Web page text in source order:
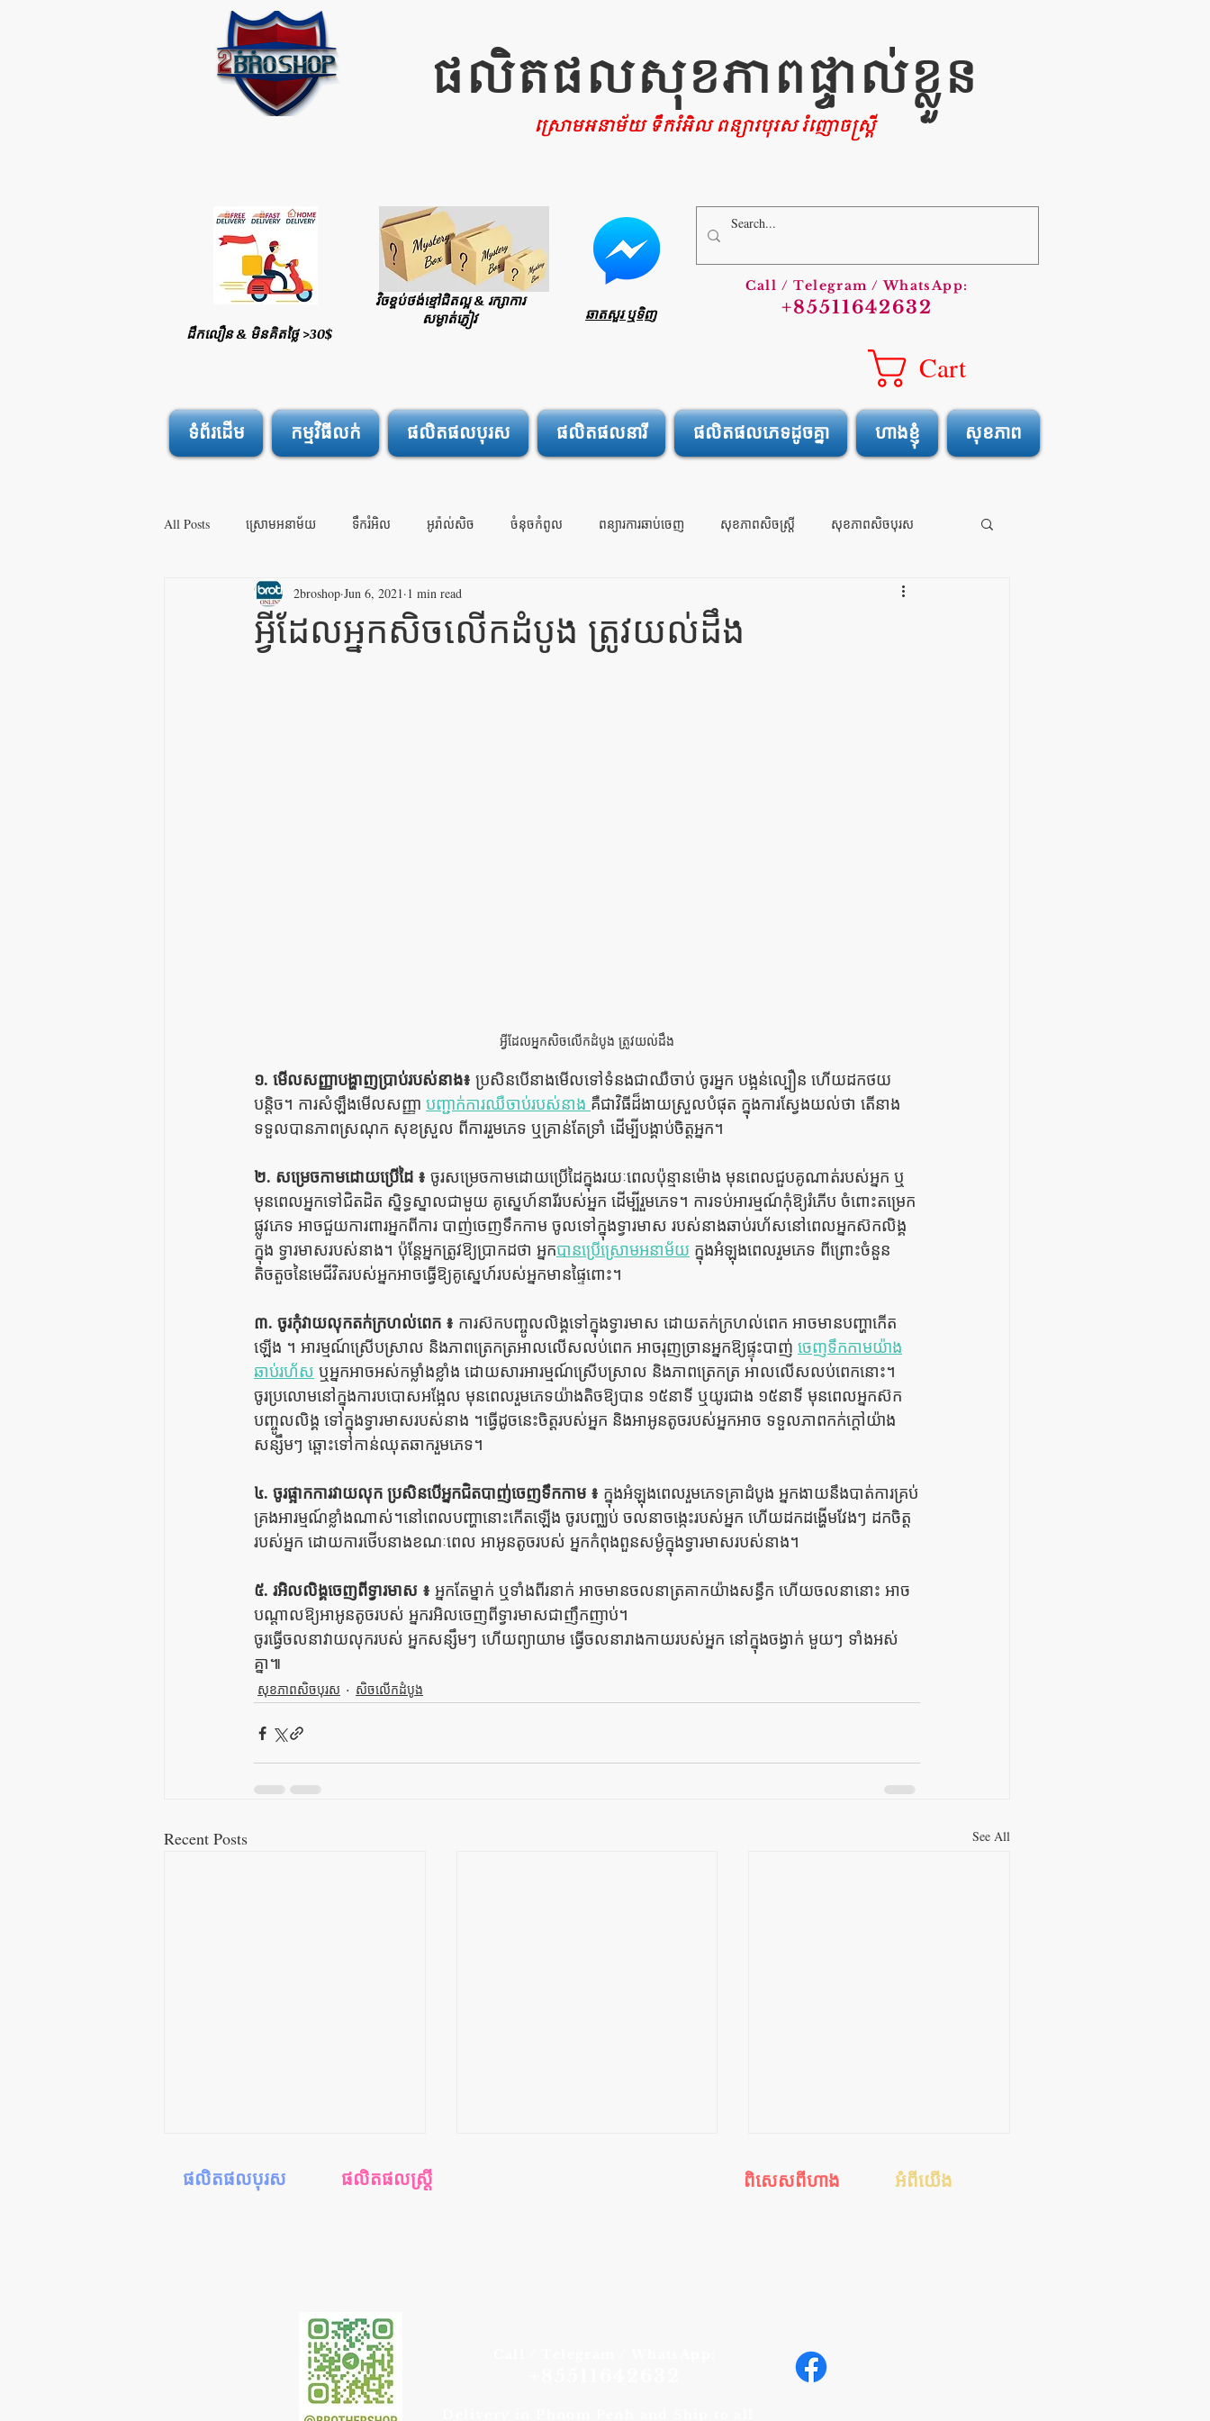
ផលិតផលសុខភាពផ្ទាល់ខ្លួន
ស្រោមអនាម័យ ទឹករំអិល ពន្យារបុរស រំញោចស្រ្តី
ដឹកលឿន & មិនគិតថ្លៃ >30$
វិចខ្ចប់ថង់ខ្មៅជិតល្អ & រក្សាការ
សម្ងាត់ភ្ញៀវ
ឆាតសួរ ឬទិញ
Call / Telegram / WhatsApp:
+85511642632
Cart
ទំព័រដើម កម្មវិធីលក់ ផលិតផលបុរស ផលិតផលនារី ផលិតផលភេទដូចគ្នា ហាងខ្ញុំ សុខភាព
All Posts ស្រោមអនាម័យ ទឹករំអិល អូរ៉ាល់សិច ចំនុចកំពូល ពន្យារការឆាប់ចេញ សុខភាពសិចស្រ្តី សុខភាពសិចបុរស
ឈឺចាប់ក្នុងពេលរួមភេទ សិចកាន់តែអស្ចារ្យ ទា្វមាសស្ងួត
អ្វីដែលអ្នកសិចលើកដំបូង ត្រូវយល់ដឹង
2broshop Jun 6, 2021 1 min read
អ្វីដែលអ្នកសិចលើកដំបូង ត្រូវយល់ដឹង
១. មើលសញ្ញាបង្ហាញប្រាប់របស់នាង៖ ប្រសិនបើនាងមើលទៅទំនងជាឈឺចាប់ ចូរអ្នក បង្អន់ល្បឿន ហើយដកថយ
បន្តិច។ ការសំឡឹងមើលសញ្ញា បញ្ជាក់ការឈឺចាប់របស់នាង គឺជាវិធីដ៏ងាយស្រួលបំផុត ក្នុងការស្វែងយល់ថា តើនាង
ទទួលបានភាពស្រណុក សុខស្រួល ពីការរួមភេទ ឬគ្រាន់តែទ្រាំ ដើម្បីបង្គាប់ចិត្ដអ្នក។
២. សម្រេចកាមដោយប្រើដៃ ៖ ចូរសម្រេចកាមដោយប្រើដៃក្នុងរយៈពេលប៉ុន្មានម៉ោង មុនពេលជួបគូណាត់របស់អ្នក ឬ
មុនពេលអ្នកទៅជិតដិត ស្និទ្ធស្នាលជាមួយ គូស្នេហ៍នារីរបស់អ្នក ដើម្បីរួមភេទ។ ការទប់អារម្មណ៍កុំឱ្យរំភើប ចំពោះតម្រេក
ផ្លូវភេទ អាចជួយការពារអ្នកពីការ បាញ់ចេញទឹកកាម ចូលទៅក្នុងទ្វារមាស របស់នាងឆាប់រហ័សនៅពេលអ្នកស៊កលិង្គ
ក្នុង ទ្វារមាសរបស់នាង។ ប៉ុន្ដែអ្នកត្រូវឱ្យប្រាកដថា អ្នកបានប្រើស្រោមអនាម័យ ក្នុងអំឡុងពេលរួមភេទ ពីព្រោះចំនួន
តិចតួចនៃមេជីវិតរបស់អ្នកអាចធ្វើឱ្យគូស្នេហ៍របស់អ្នកមានផ្ទៃពោះ។
៣. ចូរកុំវាយលុកតក់ក្រហល់ពេក ៖ ការស៊កបញ្ចូលលិង្គទៅក្នុងទ្វារមាស ដោយតក់ក្រហល់ពេក អាចមានបញ្ហាកើត
ឡើង ។ អារម្មណ៍ស្រើបស្រាល និងភាពត្រេកត្រអាលលើសលប់ពេក អាចរុញច្រានអ្នកឱ្យផ្ទុះបាញ់ ចេញទឹកកាមយ៉ាង
ឆាប់រហ័ស ឬអ្នកអាចអស់កម្លាំងខ្លាំង ដោយសារអារម្មណ៍ស្រើបស្រាល និងភាពត្រេកត្រ អាលលើសលប់ពេកនោះ។
ចូរប្រលោមនៅក្នុងការបបោសអង្អែល មុនពេលរួមភេទយ៉ាងតិចឱ្យបាន ១៥នាទី ឬយូរជាង ១៥នាទី មុនពេលអ្នកស៊ក
បញ្ចូលលិង្គ ទៅក្នុងទ្វារមាសរបស់នាង ។ធ្វើដូចនេះចិត្ដរបស់អ្នក និងអាអូនតូចរបស់អ្នកអាច ទទួលភាពកក់ក្ដៅយ៉ាង
សន្សឹមៗ ឆ្ពោះទៅកាន់ឈុតឆាករួមភេទ។
៤. ចូរផ្អាកការវាយលុក ប្រសិនបើអ្នកជិតបាញ់ចេញទឹកកាម ៖ ក្នុងអំឡុងពេលរួមភេទគ្រាដំបូង អ្នកងាយនឹងបាត់ការគ្រប់
គ្រងអារម្មណ៍ខ្លាំងណាស់។នៅពេលបញ្ហានោះកើតឡើង ចូរបញ្ឈប់ ចលនាចង្កេះរបស់អ្នក ហើយដកដង្ហើមវែងៗ ដកចិត្ដ
របស់អ្នក ដោយការថើបនាងខណៈពេល អាអូនតូចរបស់ អ្នកកំពុងពួនសម្ងំក្នុងទ្វារមាសរបស់នាង។
៥. រអិលលិង្គចេញពីទ្វារមាស ៖ អ្នកតែម្នាក់ ឬទាំងពីរនាក់ អាចមានចលនាត្រគាកយ៉ាងសន្ធឹក ហើយចលនានោះ អាច
បណ្ដាលឱ្យអាអូនតូចរបស់ អ្នករអិលចេញពីទ្វារមាសជាញឹកញាប់។
ចូរធ្វើចលនាវាយលុករបស់ អ្នកសន្សឹមៗ ហើយព្យាយាម ធ្វើចលនារាងកាយរបស់អ្នក នៅក្នុងចង្វាក់ មួយៗ ទាំងអស់
គ្នា៕
សុខភាពសិចបុរស សិចលើកដំបូង
Recent Posts See All
ផលិតផលបុរស ផលិតផលស្រ្តី ពិសេសពីហាង អំពីយើង